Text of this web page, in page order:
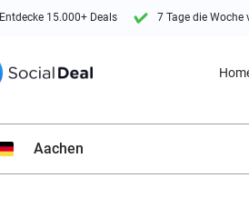
Entdecke 15.000+ Deals 7 Tage die Woche
Aachen